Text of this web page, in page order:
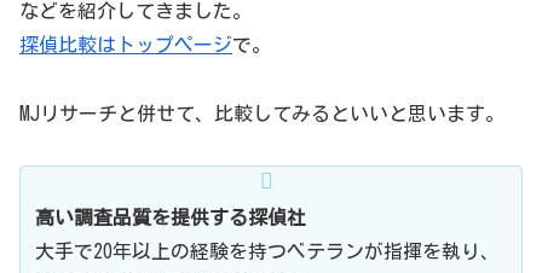
などを紹介してきました。
探偵比較はトップページで。
MJリサーチと併せて、比較してみるといいと思います。
高い調査品質を提供する探偵社
大手で20年以上の経験を持つベテランが指揮を執り、